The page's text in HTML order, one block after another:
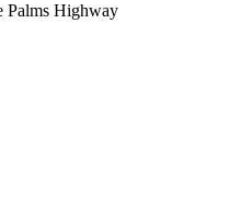
Palms Highway